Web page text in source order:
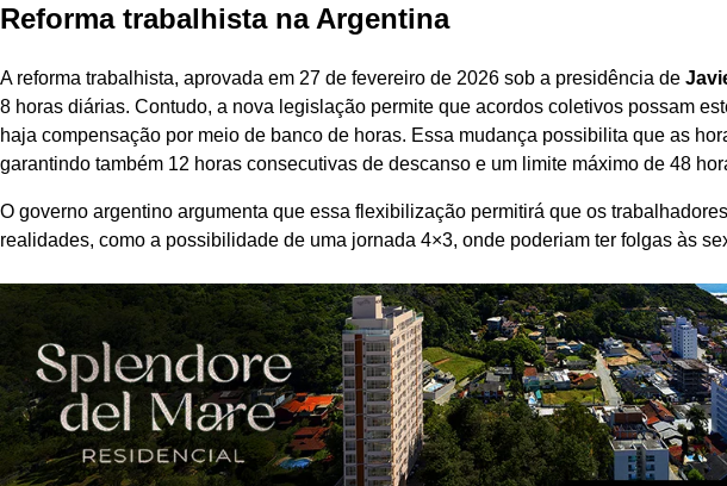
Reforma trabalhista na Argentina
A reforma trabalhista, aprovada em 27 de fevereiro de 2026 sob a presidência de
8 horas diárias. Contudo, a nova legislação permite que acordos coletivos possam
haja compensação por meio de banco de horas. Essa mudança possibilita que as
garantindo também 12 horas consecutivas de descanso e um limite máximo de 48
O governo argentino argumenta que essa flexibilização permitirá que os
realidades, como a possibilidade de uma jornada 4×3, onde poderiam ter folgas às